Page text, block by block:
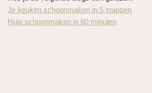
Je keuken schoonmaken in 5 stappen
Huis schoonmaken in 60 minuten